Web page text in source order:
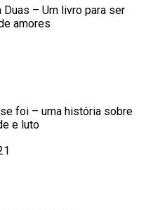
Duas – Um livro para ser
amores
foi – uma história sobre
e luto